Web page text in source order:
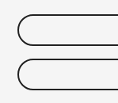
$34.99
增值税将在结算时计算